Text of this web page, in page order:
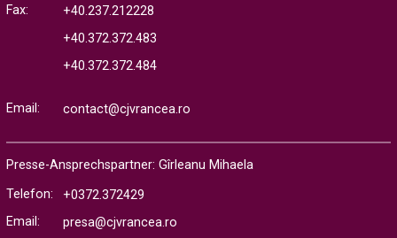
Fax:
+40.237.212228
+40.372.372.483
+40.372.372.484
Email: contact@cjvrancea.ro
Presse-Ansprechspartner: Gîrleanu Mihaela
Telefon:
+0372.372429
Email:
presa@cjvrancea.ro